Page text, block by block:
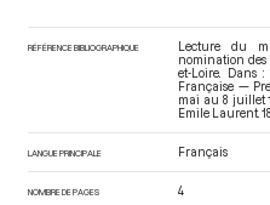
Broglie Charles Louis Victor, prince de
Renvoi au comité des dimes
de l'Assemblée primaire du
[Renvoi aux
Morin Louis Charles Joseph Antoine
ville de Tulle, lors de la
RÉFÉRENCE BIBLIOGRAPHIQUE
Lecture du
nomination
et-Loire. Dans
Française —
mai au 8 juillet
Emile Laurent.
LANGUE PRINCIPALE Français
NOMBRE DE PAGES 4